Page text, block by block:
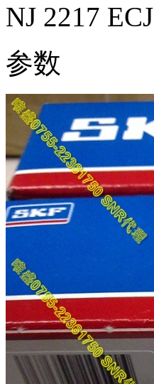
NJ 2217 ECJ
参数